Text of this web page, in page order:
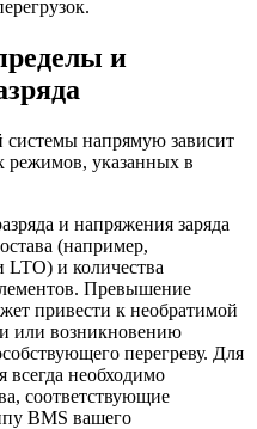
и
системы напрямую зависит
режимов, указанных в
и напряжения заряда
(например,
и количества
Превышение
привести к необратимой
или возникновению
перегреву. Для
всегда необходимо
соответствующие
BMS вашего